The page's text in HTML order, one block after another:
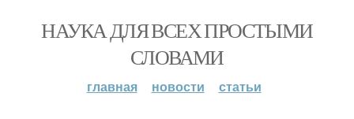
НАУКА ДЛЯ ВСЕХ ПРОСТЫМИ
СЛОВАМИ
главная новости статьи